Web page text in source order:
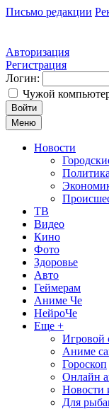
Письмо редакции
Авторизация
Регистрация
Логин:
Чужой
Войти
Меню
Новости
Политика
ТВ
Видео
Кино
Фото
Здоровье
Авто
Геймерам
Аниме Че
НейроЧе
Еще +
Игровой
Аниме
Гороскоп
Онлайн
Новости
Для